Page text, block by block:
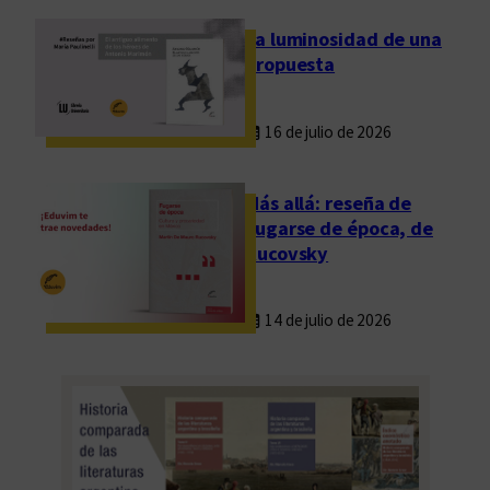
La luminosidad de una
propuesta
16 de julio de 2026
Más allá: reseña de
Fugarse de época, de
Rucovsky
14 de julio de 2026